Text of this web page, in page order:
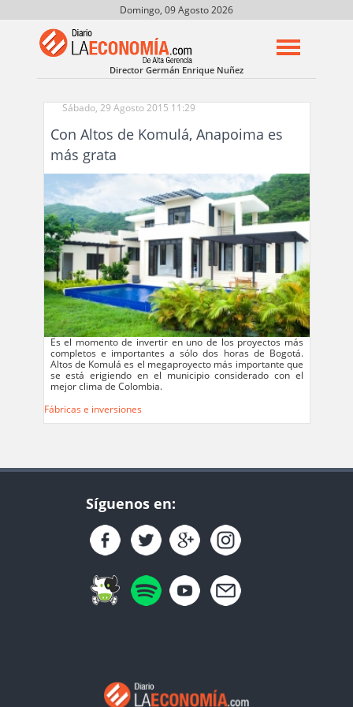
Domingo, 09 Agosto 2026
Director Germán Enrique Nuñez
Sábado, 29 Agosto 2015 11:29
Con Altos de Komulá, Anapoima es
más grata
Es el momento de invertir en uno de los proyectos más
completos e importantes a sólo dos horas de Bogotá.
Altos de Komulá es el megaproyecto más importante que
se está erigiendo en el municipio considerado con el
mejor clima de Colombia.
Fábricas e inversiones
Síguenos en: